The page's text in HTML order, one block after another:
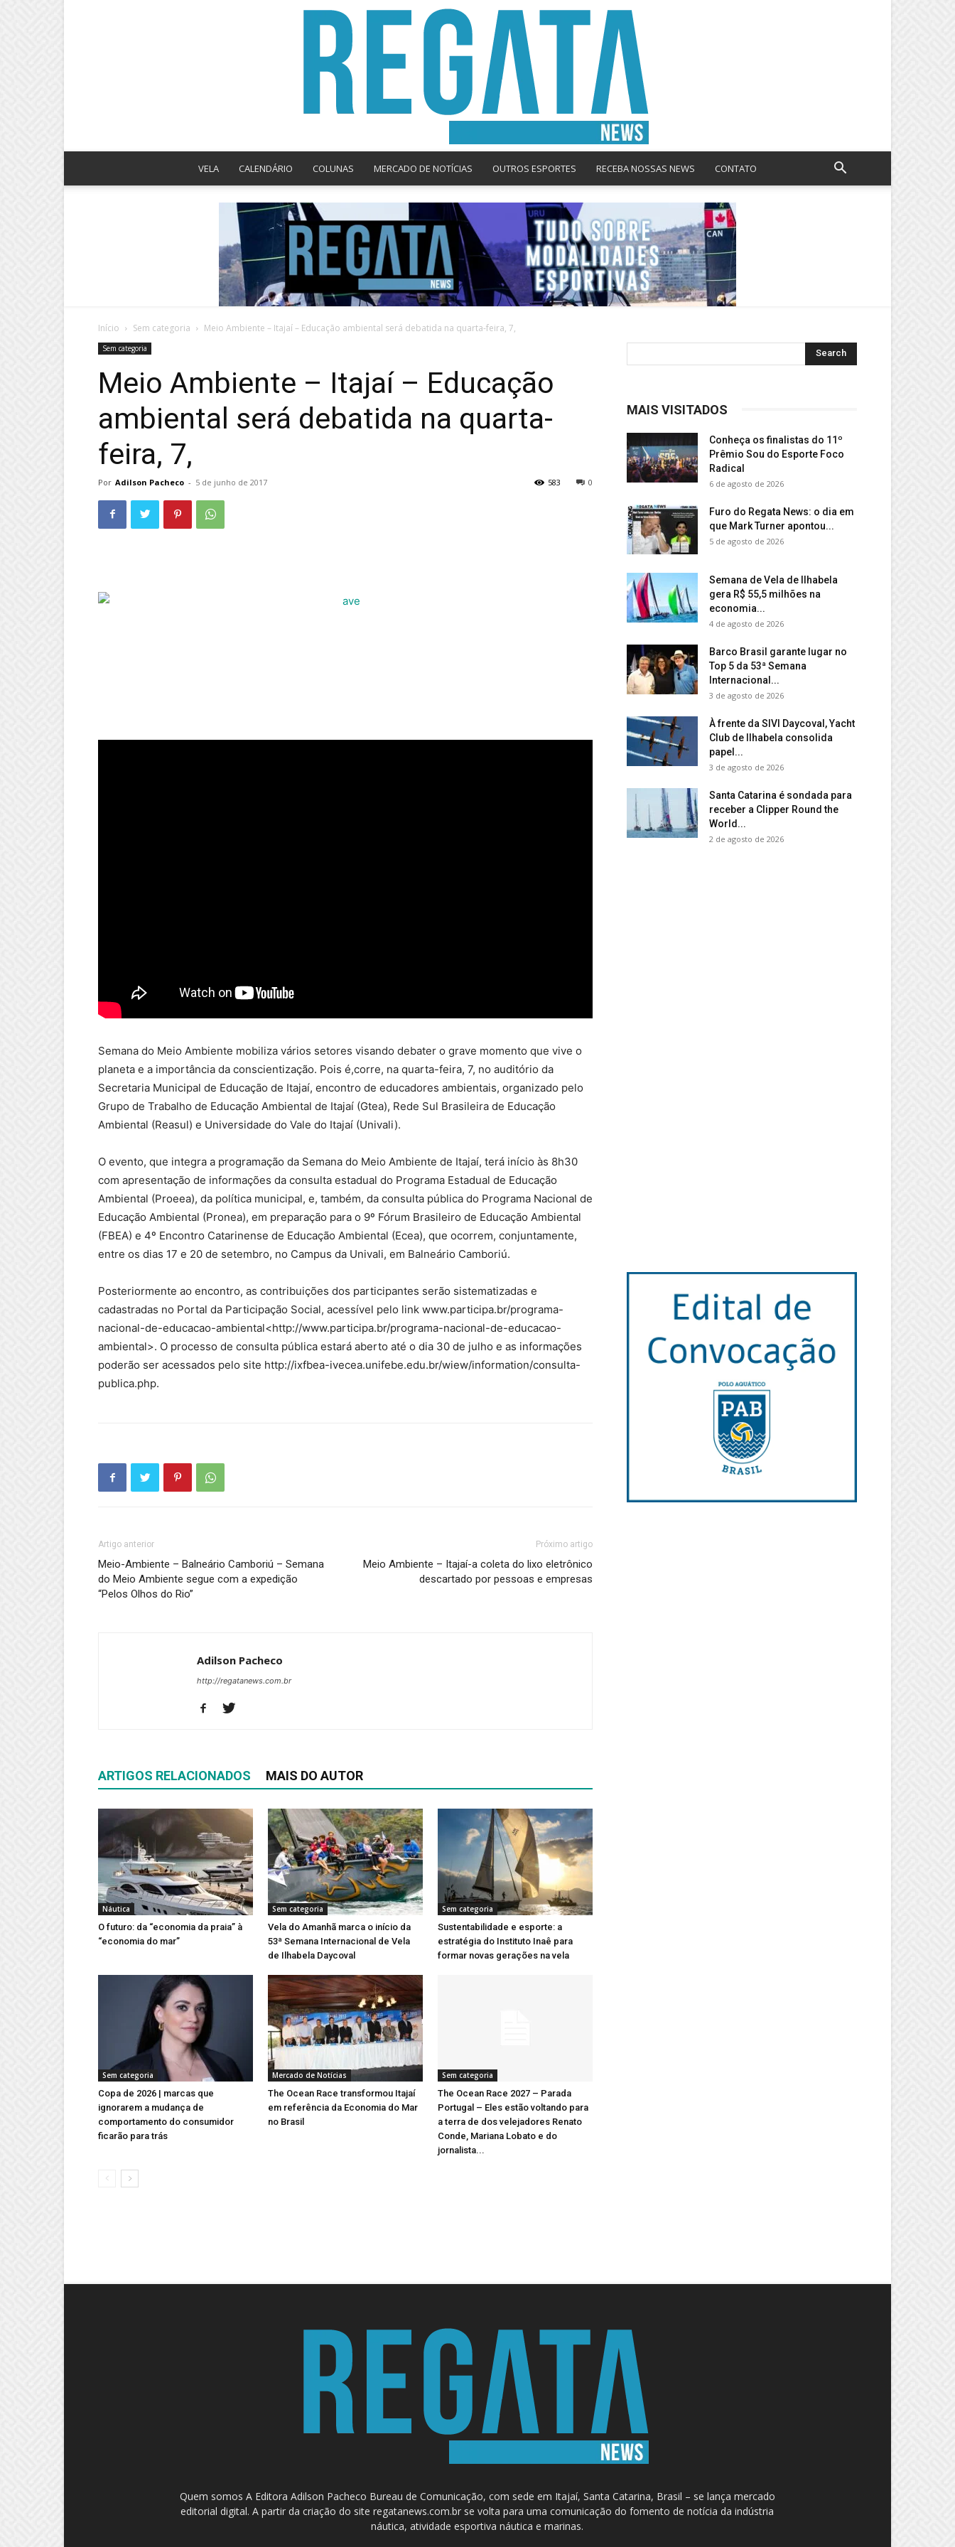
News
VELA CALENDÁRIO COLUNAS MERCADO DE NOTÍCIAS OUTROS ESPORTES RECEBA NOSSAS NEWS CONTATO
Início Sem categoria Meio Ambiente – Itajaí – Educação ambiental será debatida na quarta-feira, 7,
Sem categoria
Meio Ambiente – Itajaí – Educação
ambiental será debatida na quarta-
feira, 7,
Por Adilson Pacheco - 5 de junho de 2017 0
583
Semana do Meio Ambiente mobiliza vários setores visando debater o grave momento que vive o
planeta e a importância da conscientização. Pois é,corre, na quarta-feira, 7, no auditório da
Secretaria Municipal de Educação de Itajaí, encontro de educadores ambientais, organizado pelo
Grupo de Trabalho de Educação Ambiental de Itajaí (Gtea), Rede Sul Brasileira de Educação
Ambiental (Reasul) e Universidade do Vale do Itajaí (Univali).
O evento, que integra a programação da Semana do Meio Ambiente de Itajaí, terá início às 8h30
com apresentação de informações da consulta estadual do Programa Estadual de Educação
Ambiental (Proeea), da política municipal, e, também, da consulta pública do Programa Nacional de
Educação Ambiental (Pronea), em preparação para o 9º Fórum Brasileiro de Educação Ambiental
(FBEA) e 4º Encontro Catarinense de Educação Ambiental (Ecea), que ocorrem, conjuntamente,
entre os dias 17 e 20 de setembro, no Campus da Univali, em Balneário Camboriú.
Posteriormente ao encontro, as contribuições dos participantes serão sistematizadas e
cadastradas no Portal da Participação Social, acessível pelo link www.participa.br/programa-
nacional-de-educacao-ambiental<http://www.participa.br/programa-nacional-de-educacao-
ambiental>. O processo de consulta pública estará aberto até o dia 30 de julho e as informações
poderão ser acessados pelo site http://ixfbea-ivecea.unifebe.edu.br/wiew/information/consulta-
publica.php.
Artigo anterior
Meio-Ambiente – Balneário Camboriú – Semana
do Meio Ambiente segue com a expedição
“Pelos Olhos do Rio”
Próximo artigo
Meio Ambiente – Itajaí-a coleta do lixo eletrônico
descartado por pessoas e empresas
Adilson Pacheco
http://regatanews.com.br
ARTIGOS RELACIONADOS MAIS DO AUTOR
Náutica
O futuro: da “economia da praia” à
“economia do mar”
Sem categoria
Vela do Amanhã marca o início da
53ª Semana Internacional de Vela
de Ilhabela Daycoval
Sem categoria
Sustentabilidade e esporte: a
estratégia do Instituto Inaê para
formar novas gerações na vela
Sem categoria
Copa de 2026 | marcas que
ignorarem a mudança de
comportamento do consumidor
ficarão para trás
Mercado de Notícias
The Ocean Race transformou Itajaí
em referência da Economia do Mar
no Brasil
Sem categoria
The Ocean Race 2027 – Parada
Portugal – Eles estão voltando para
a terra de dos velejadores Renato
Conde, Mariana Lobato e do
jornalista...
MAIS VISITADOS
Conheça os finalistas do 11º
Prêmio Sou do Esporte Foco
Radical
6 de agosto de 2026
Furo do Regata News: o dia em
que Mark Turner apontou...
5 de agosto de 2026
Semana de Vela de Ilhabela
gera R$ 55,5 milhões na
economia...
4 de agosto de 2026
Barco Brasil garante lugar no
Top 5 da 53ª Semana
Internacional...
3 de agosto de 2026
À frente da SIVI Daycoval, Yacht
Club de Ilhabela consolida
papel...
3 de agosto de 2026
Santa Catarina é sondada para
receber a Clipper Round the
World...
2 de agosto de 2026
Quem somos A Editora Adilson Pacheco Bureau de Comunicação, com sede em Itajaí, Santa Catarina, Brasil – se lança mercado
editorial digital. A partir da criação do site regatanews.com.br se volta para uma comunicação do fomento de notícia da indústria
náutica, atividade esportiva náutica e marinas.